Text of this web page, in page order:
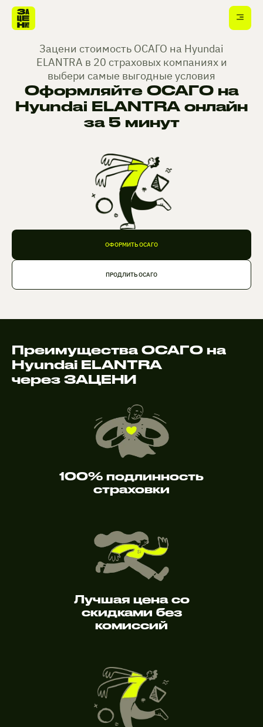
Зацени стоимость ОСАГО на Hyundai
ELANTRA в 20 страховых компаниях и
выбери самые выгодные условия
Оформляйте ОСАГО на
Hyundai ELANTRA онлайн
за 5 минут
ОФОРМИТЬ ОСАГО
ПРОДЛИТЬ ОСАГО
Преимущества ОСАГО на
Hyundai ELANTRA
через ЗАЦЕНИ
100% подлинность
страховки
Лучшая цена со
скидками без
комиссий